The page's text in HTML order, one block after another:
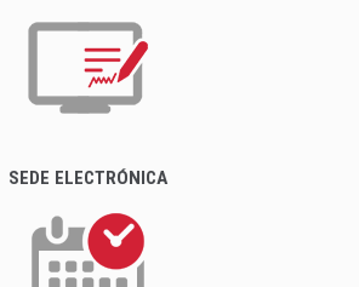
SEDE ELECTRÓNICA